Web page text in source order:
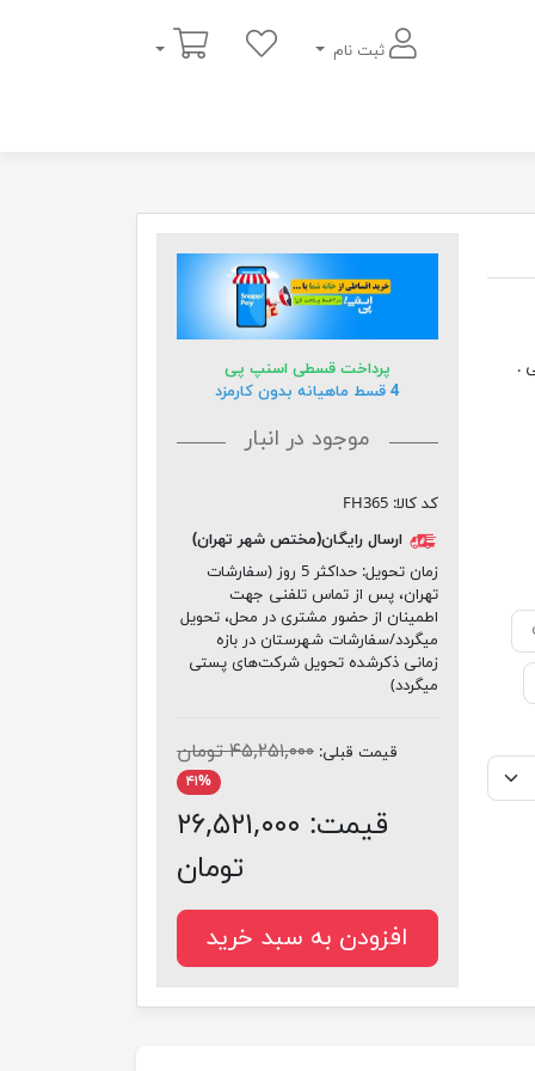
ثبت نام
سبد خرید
.
پرداخت قسطی اسنپ پی
4 قسط ماهیانه بدون کارمزد
موجود در انبار
کد کالا: FH365
ارسال رایگان(مختص شهر تهران)
زمان تحویل:
حداکثر 5 روز (سفارشات
تهران، پس از تماس تلفنی جهت
اطمینان از حضور مشتری در محل، تحویل
میگردد/سفارشات شهرستان در بازه
زمانی ذکرشده تحویل شرکت‌های پستی
میگردد)
قیمت قبلی: ۴۵,۲۵۱,۰۰۰ تومان
۴۱%
قیمت: ۲۶,۵۲۱,۰۰۰
تومان
افزودن به سبد خرید